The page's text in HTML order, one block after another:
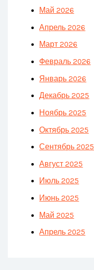
Май 2026
Апрель 2026
Март 2026
Февраль 2026
Январь 2026
Декабрь 2025
Ноябрь 2025
Октябрь 2025
Сентябрь 2025
Август 2025
Июль 2025
Июнь 2025
Май 2025
Апрель 2025